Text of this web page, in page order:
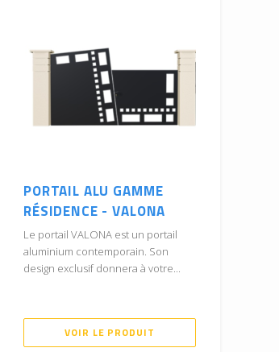
PORTAIL ALU GAMME
RÉSIDENCE - VALONA
Le portail VALONA est un portail
aluminium contemporain. Son
design exclusif donnera à votre...
VOIR LE PRODUIT